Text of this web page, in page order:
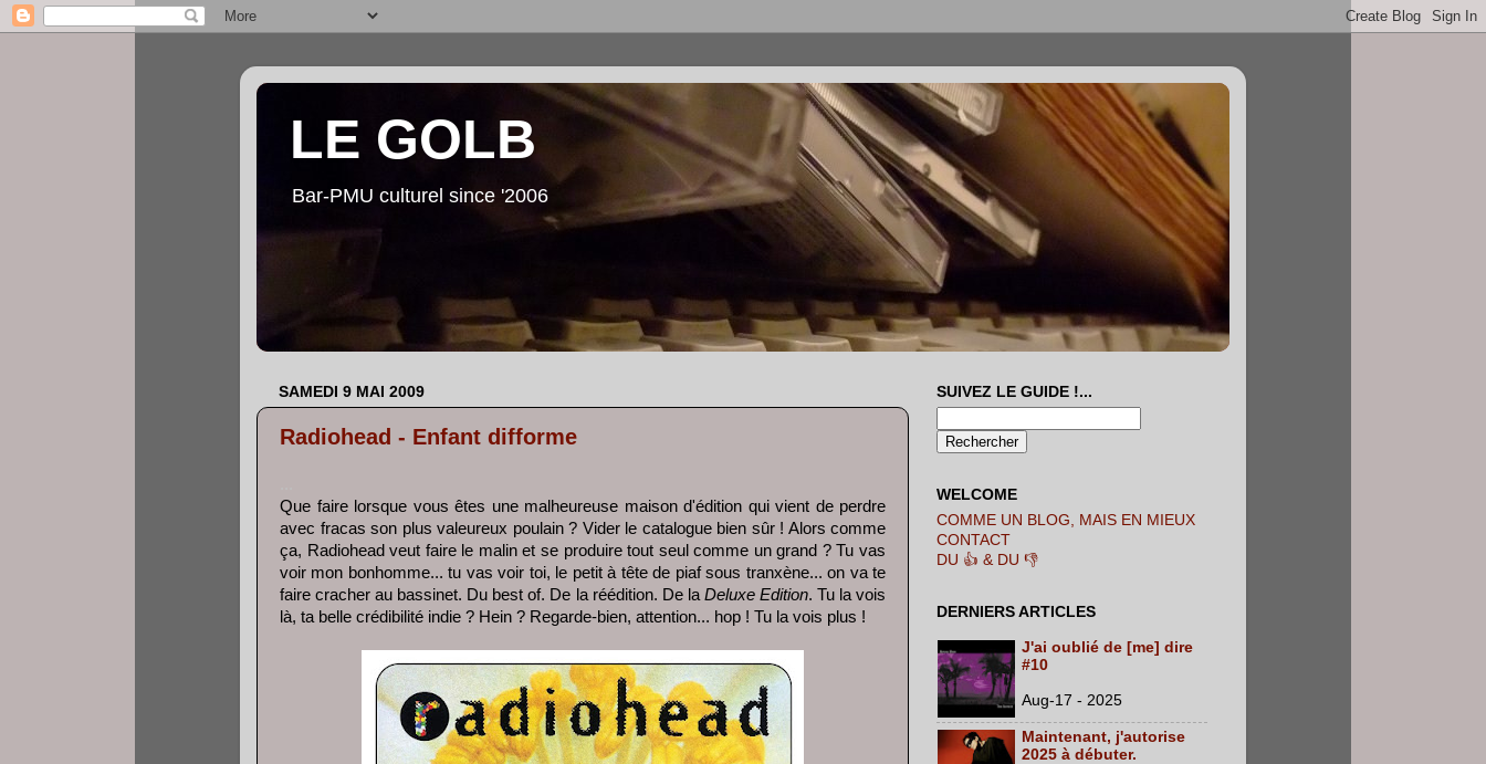
LE GOLB
Bar-PMU culturel since '2006
SAMEDI 9 MAI 2009
Radiohead - Enfant difforme
Que faire lorsque vous êtes une malheureuse maison d'édition qui vient de perdre
avec fracas son plus valeureux poulain ? Vider le catalogue bien sûr ! Alors comme
ça, Radioheadveut faire le malin et se produire tout seul comme un grand ? Tu vas
voir mon bonhomme... tu vas voir toi, le petit à tête de piaf sous tranxène... on va te
faire cracher au bassinet. Du best of. De la réédition. De la Deluxe Edition. Tu la vois
là, ta belle crédibilité indie ? Hein ? Regarde-bien, attention... hop ! Tu la vois plus !
SUIVEZ LE GUIDE !...
WELCOME
COMME UN BLOG, MAIS EN MIEUX
CONTACT
DU 👍 & DU 👎
DERNIERS ARTICLES
J'ai oublié de [me] dire
#10
Aug-17 - 2025
Maintenant, j'autorise
2025 à débuter.